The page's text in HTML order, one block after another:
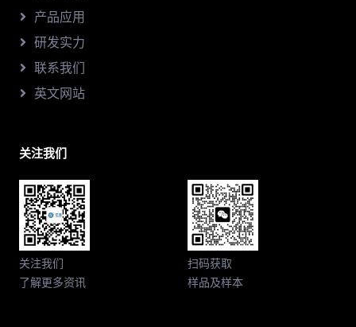
产品应用
研发实力
联系我们
英文网站
关注我们
关注我们
了解更多资讯
扫码获取
样品及样本